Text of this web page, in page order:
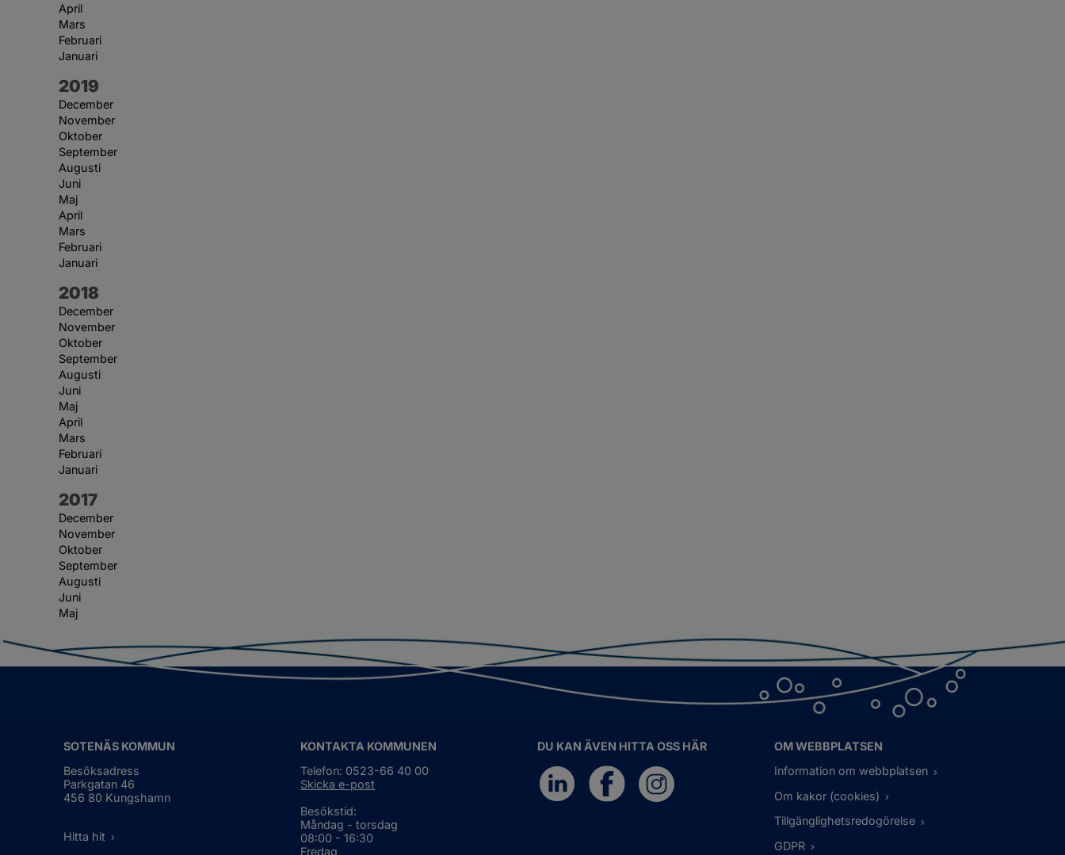
April
Mars
Februari
Januari
År:
2019
December
November
Oktober
September
Augusti
Juni
Maj
April
Mars
Februari
Januari
År:
2018
December
November
Oktober
September
Augusti
Juni
Maj
April
Mars
Februari
Januari
År:
2017
December
November
Oktober
September
Augusti
Juni
Maj
SOTENÄS KOMMUN
Besöksadress
Parkgatan 46
456 80 Kungshamn
Hitta hit
KONTAKTA KOMMUNEN
Telefon: 0523-66 40 00
Skicka e-post
Besökstid:
Måndag - torsdag
08:00 - 16:30
Fredag
DU KAN ÄVEN HITTA OSS HÄR
OM WEBBPLATSEN
Information om webbplatsen
Om kakor (cookies)
Tillgänglighetsredogörelse
GDPR